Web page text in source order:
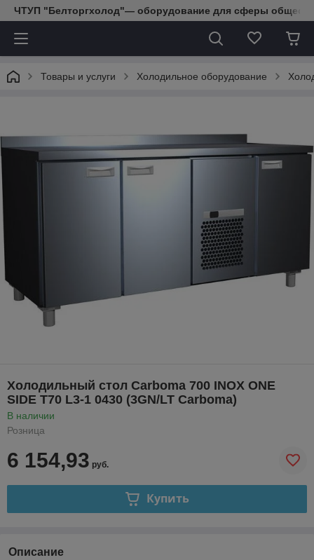
ЧТУП "Белторгхолод"— оборудование для сферы
Товары и услуги Холодильное оборудование
Холодильный стол Carboma 700 INOX ONE
SIDE T70 L3-1 0430 (3GN/LT Carboma)
В наличии
Розница
6 154,93 руб.
Купить
Описание